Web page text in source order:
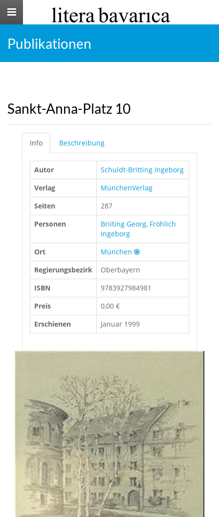
Toggle
Publikationen
Sankt-Anna-Platz 10
Info Beschreibung
Autor
Schuldt-Britting Ingeborg
Verlag
MünchenVerlag
Seiten
287
Personen
Briiting Georg, Fröhlich
Ingeborg
Ort
München
Regierungsbezirk
Oberbayern
ISBN
9783927984981
Preis
0,00 €
Erschienen
Januar 1999